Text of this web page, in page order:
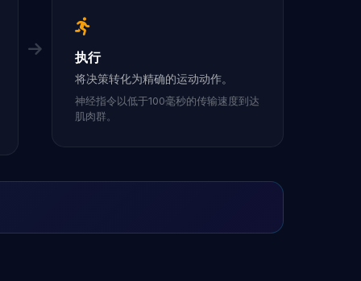
执行
将决策转化为精确的运动动作。
神经指令以低于100毫秒的传输速度到达
肌肉群。